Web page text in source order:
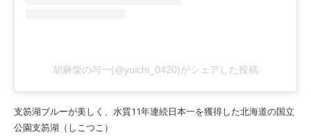
胡麻柴の与一(@yoichi_0420)がシェアした投稿
支笏湖ブルーが美しく、水質11年連続日本一を獲得した北海道の国立
公園支笏湖（しこつこ）